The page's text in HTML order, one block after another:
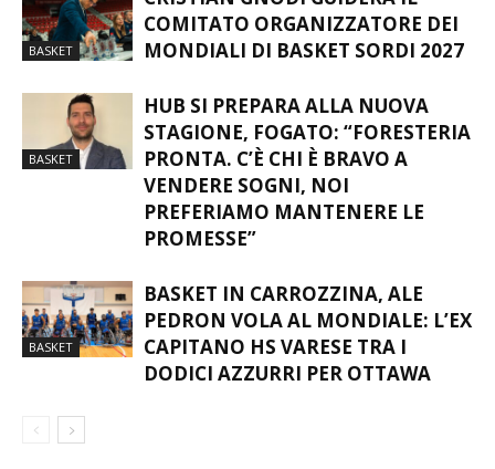
BASKET
COMITATO ORGANIZZATORE DEI
MONDIALI DI BASKET SORDI 2027
BASKET
HUB SI PREPARA ALLA NUOVA
STAGIONE, FOGATO: “FORESTERIA
PRONTA. C’È CHI È BRAVO A
VENDERE SOGNI, NOI
PREFERIAMO MANTENERE LE
PROMESSE”
BASKET
BASKET IN CARROZZINA, ALE
PEDRON VOLA AL MONDIALE: L’EX
CAPITANO HS VARESE TRA I
DODICI AZZURRI PER OTTAWA